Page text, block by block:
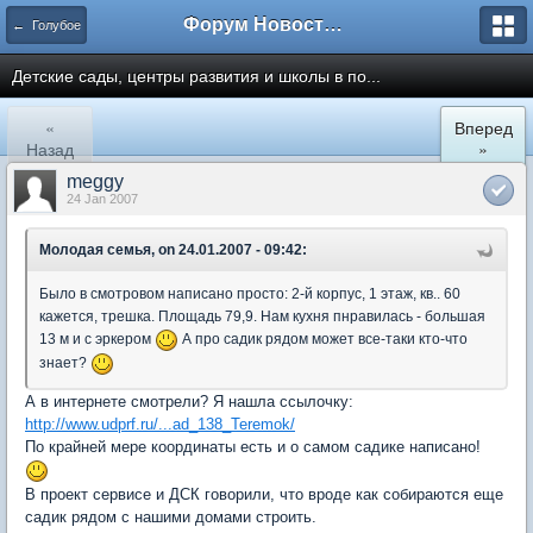
← Голубое Форум Новостройки
Детские сады, центры развития и школы в по...
«
Назад
Вперед
»
meggy
24 Jan 2007
Молодая семья, on 24.01.2007 - 09:42:
Было в смотровом написано просто: 2-й корпус, 1 этаж, кв.. 60
кажется, трешка. Площадь 79,9. Нам кухня пнравилась - большая
13 м и с эркером
А про садик рядом может все-таки кто-что
знает?
А в интернете смотрели? Я нашла ссылочку:
http://www.udprf.ru/...ad_138_Teremok/
По крайней мере координаты есть и о самом садике написано!
В проект сервисе и ДСК говорили, что вроде как собираются еще
садик рядом с нашими домами строить.